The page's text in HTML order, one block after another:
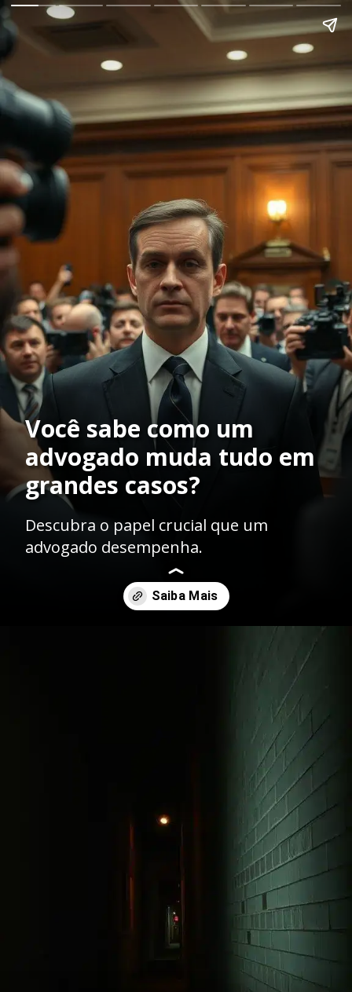
Você sabe como um
advogado muda tudo em
grandes casos?
Descubra o papel crucial que um
advogado desempenha.